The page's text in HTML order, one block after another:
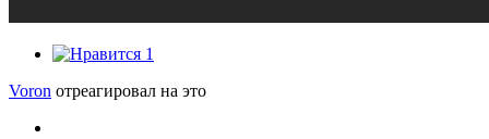
1
Voron отреагировал на это